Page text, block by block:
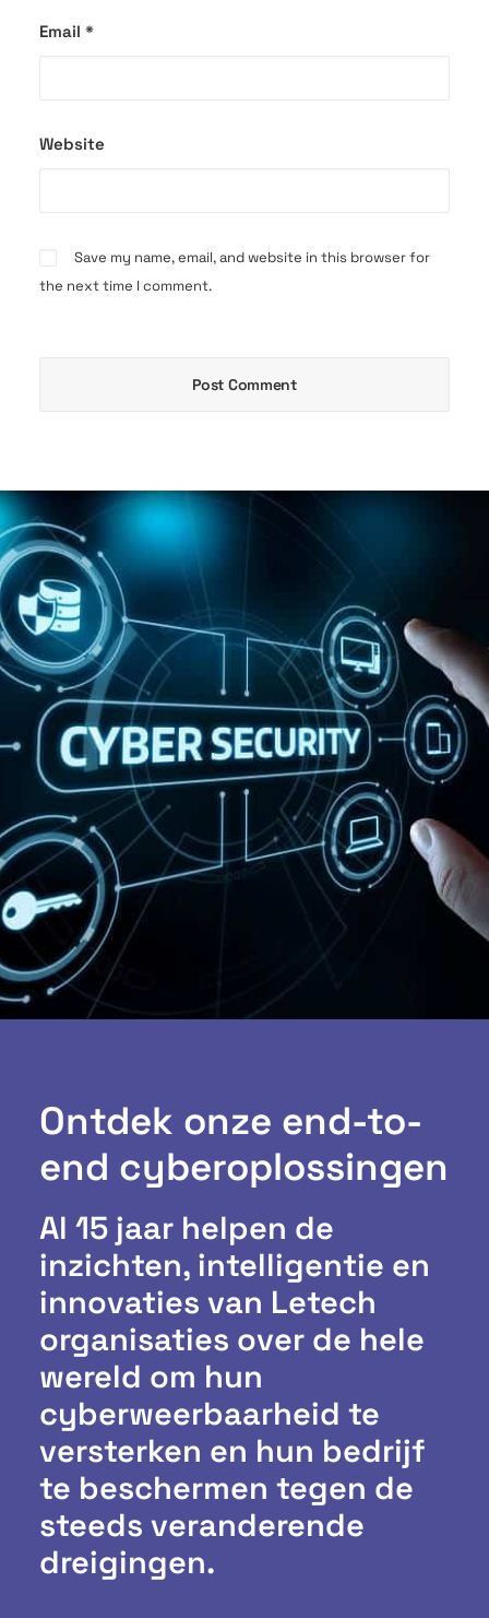
Email *
Website
Save my name, email, and website in this browser for
the next time I comment.
Ontdek onze end-to-
end cyberoplossingen
Al 15 jaar helpen de
inzichten, intelligentie en
innovaties van Letech
organisaties over de hele
wereld om hun
cyberweerbaarheid te
versterken en hun bedrijf
te beschermen tegen de
steeds veranderende
dreigingen.